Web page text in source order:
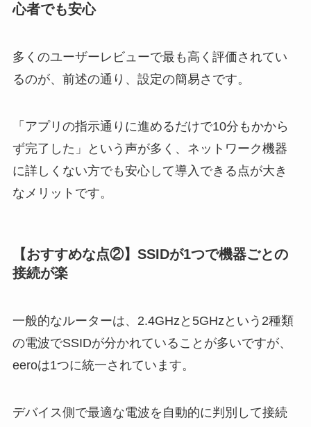
心者でも安心
多くのユーザーレビューで最も高く評価されてい
るのが、前述の通り、設定の簡易さです。
「アプリの指示通りに進めるだけで10分もかから
ず完了した」という声が多く、ネットワーク機器
に詳しくない方でも安心して導入できる点が大き
なメリットです。
【おすすめな点②】SSIDが1つで機器ごとの
接続が楽
一般的なルーターは、2.4GHzと5GHzという2種類
の電波でSSIDが分かれていることが多いですが、
eeroは1つに統一されています。
デバイス側で最適な電波を自動的に判別して接続